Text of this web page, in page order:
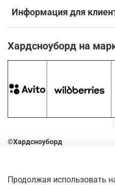
Информация для
Хардсноуборд на
©Хардсноуборд
Оставьте отзыв о нашем
Продолжая использовать